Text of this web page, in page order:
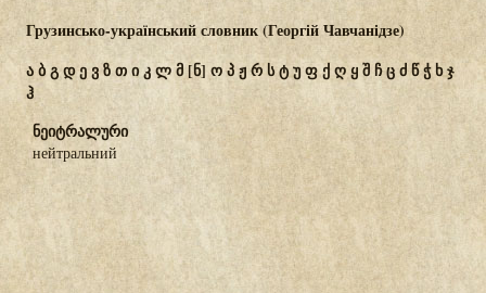
Грузинсько-український словник (Георгій Чавчанідзе)
აბგდევზთიკლმ[ნ] ოპჟრ სტუფქღყშჩცძწჭხჯ
ჰ
ნეიტრალური
нейтральний